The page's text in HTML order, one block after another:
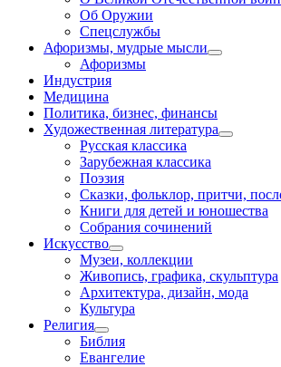
Об Оружии
Спецслужбы
Афоризмы, мудрые мысли
Афоризмы
Индустрия
Медицина
Политика, бизнес, финансы
Художественная литература
Русская классика
Зарубежная классика
Поэзия
Сказки, фольклор, притчи,
Книги для детей и юношества
Собрания сочинений
Искусство
Музеи, коллекции
Живопись, графика, скульптура
Архитектура, дизайн, мода
Культура
Религия
Библия
Евангелие